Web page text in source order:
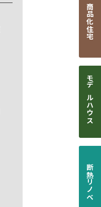
商品化住宅
モデルハウス
断熱リノベ